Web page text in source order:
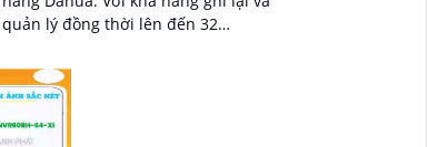
quản lý đồng thời lên đến 32
chọn tuyệt vời cho hệ thống giám
sát an ninh